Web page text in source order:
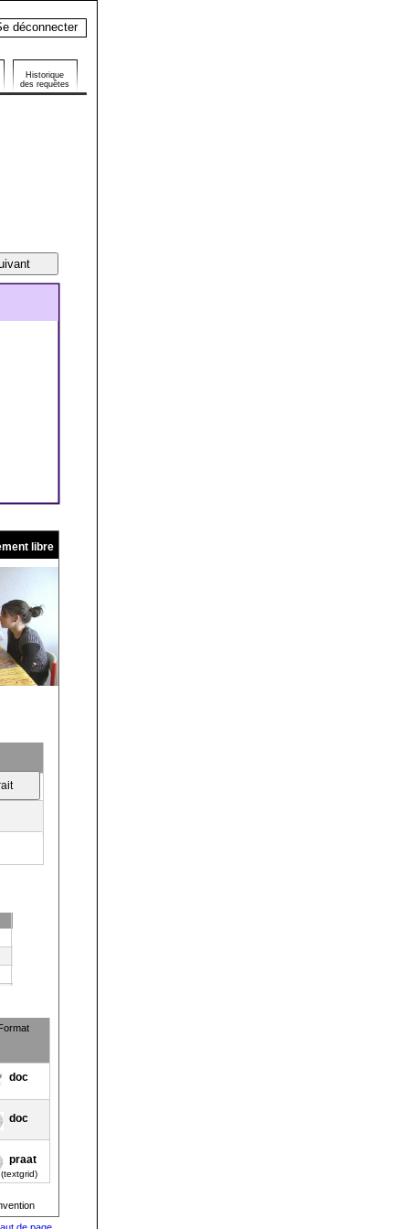
déconnecter
Historique
des requêtes
doc
doc
praat
(textgrid)
libre